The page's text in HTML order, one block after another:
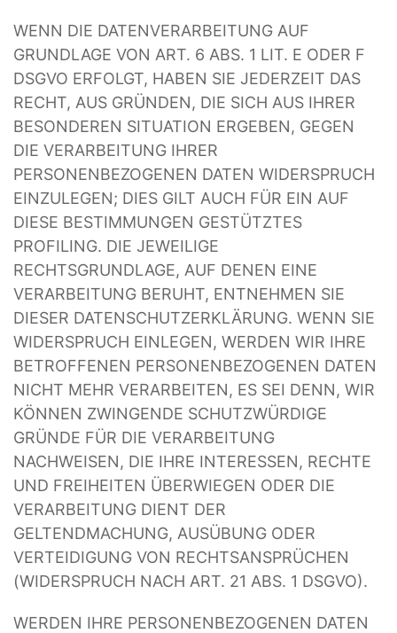
WENN DIE DATENVERARBEITUNG AUF
GRUNDLAGE VON ART. 6 ABS. 1 LIT. E ODER F
DSGVO ERFOLGT, HABEN SIE JEDERZEIT DAS
RECHT, AUS GRÜNDEN, DIE SICH AUS IHRER
BESONDEREN SITUATION ERGEBEN, GEGEN
DIE VERARBEITUNG IHRER
PERSONENBEZOGENEN DATEN WIDERSPRUCH
EINZULEGEN; DIES GILT AUCH FÜR EIN AUF
DIESE BESTIMMUNGEN GESTÜTZTES
PROFILING. DIE JEWEILIGE
RECHTSGRUNDLAGE, AUF DENEN EINE
VERARBEITUNG BERUHT, ENTNEHMEN SIE
DIESER DATENSCHUTZERKLÄRUNG. WENN SIE
WIDERSPRUCH EINLEGEN, WERDEN WIR IHRE
BETROFFENEN PERSONENBEZOGENEN DATEN
NICHT MEHR VERARBEITEN, ES SEI DENN, WIR
KÖNNEN ZWINGENDE SCHUTZWÜRDIGE
GRÜNDE FÜR DIE VERARBEITUNG
NACHWEISEN, DIE IHRE INTERESSEN, RECHTE
UND FREIHEITEN ÜBERWIEGEN ODER DIE
VERARBEITUNG DIENT DER
GELTENDMACHUNG, AUSÜBUNG ODER
VERTEIDIGUNG VON RECHTSANSPRÜCHEN
(WIDERSPRUCH NACH ART. 21 ABS. 1 DSGVO).
WERDEN IHRE PERSONENBEZOGENEN DATEN